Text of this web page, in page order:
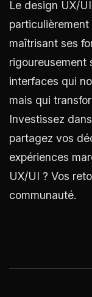
Le design UX/
maîtrisant ses
rigoureusement
interfaces qui
mais qui
Investissez
partagez vos
expériences
UX/UI ? Vos
communauté.